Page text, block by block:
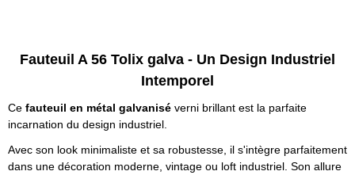
Fauteuil A 56 Tolix galva - Un Design Industriel
Intemporel
Ce fauteuil en métal galvanisé verni brillant est la parfaite
incarnation du design industriel.
Avec son look minimaliste et sa robustesse, il s'intègre parfaitement
dans une décoration moderne, vintage ou loft industriel. Son allure